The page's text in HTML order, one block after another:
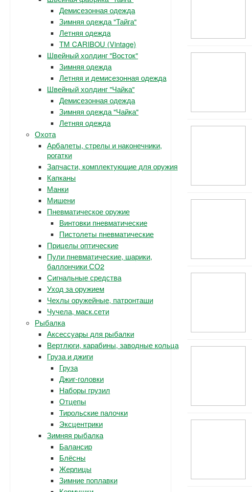
Демисезонная одежда
Зимняя одежда "Тайга"
Летняя одежда
ТМ CARIBOU (Vintage)
Швейный холдинг "Восток"
Зимняя одежда
Летняя и демисезонная одежда
Швейный холдинг "Чайка"
Демисезонная одежда
Зимняя одежда "Чайка"
Летняя одежда
Охота
Арбалеты, стрелы и наконечники,
рогатки
Запчасти, комплектующие для оружия
Капканы
Манки
Мишени
Пневматическое оружие
Винтовки пневматические
Пистолеты пневматические
Прицелы оптические
Пули пневматические, шарики,
баллончики СО2
Сигнальные средства
Уход за оружием
Чехлы оружейные, патронташи
Чучела, маск.сети
Рыбалка
Аксессуары для рыбалки
Вертлюги, карабины, заводные кольца
Груза и джиги
Груза
Джиг-головки
Наборы грузил
Отцепы
Тирольские палочки
Эксцентрики
Зимняя рыбалка
Балансир
Блёсны
Жерлицы
Зимние поплавки